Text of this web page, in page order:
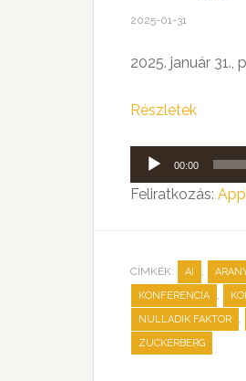
2025-01-31
2025. január 31.,
Részletek
Audió
lejátszó
00:00
Feliratkozás:
CÍMKÉK: AI ,
KONFERENCIA ,
NULLADIK FAKTOR ,
ZUCKERBERG